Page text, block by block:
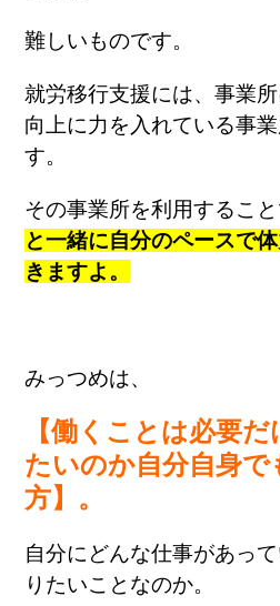
難しいものです。
就労移行支援には、事業
向上に力を入れている事
す。
その事業所を利用すること
と一緒に自分のペースで
きますよ。
みっつめは、
【働くことは必要
たいのか自分自身
方】。
自分にどんな仕事があっ
りたいことなのか。